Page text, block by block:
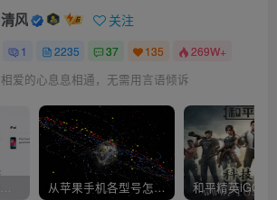
清风 关注
1 2235 37 135 269W+
相爱的心息息相通，无需用言语倾诉
ios手机设备详细插件平刷教程 从苹果手机各型号怎么越狱到怎么开科技完整教程